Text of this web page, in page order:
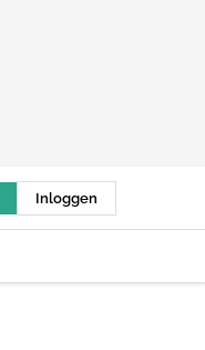
Inloggen